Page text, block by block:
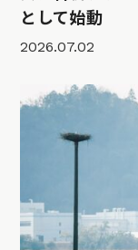
として始動
2026.07.02